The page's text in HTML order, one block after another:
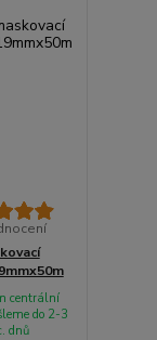
centrální
do 2-3
dnů